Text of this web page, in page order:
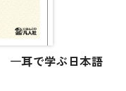
ドパズル・詩など
の語彙リスト付き
―耳で学ぶ日本語